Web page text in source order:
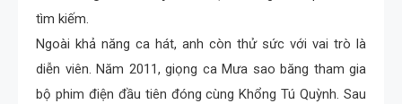
tìm kiếm.
Ngoài khả năng ca hát, anh còn thử sức với vai trò là
diễn viên. Năm 2011, giọng ca Mưa sao băng tham gia
bộ phim điện đầu tiên đóng cùng Khổng Tú Quỳnh. Sau